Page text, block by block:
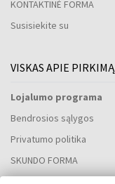
KONTAKTINĖ FORMA
Susisiekite su
VISKAS APIE PIRKIMĄ
Lojalumo programa
Bendrosios sąlygos
Privatumo politika
SKUNDO FORMA